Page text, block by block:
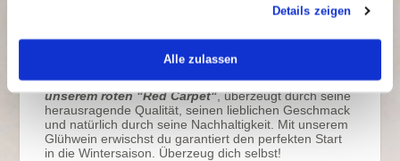
Details zeigen
Alle zulassen
nährt sich. Um den Start nicht zu verpassen sollte
man früh genug seinen Vorrat auffüllen, aber nicht mit
irgendeinem Glühwein - sondern mit unserem!
weißer Glühwein "White Carpet", das Pendant zu
unserem roten "Red Carpet", überzeugt durch seine
herausragende Qualität, seinen lieblichen Geschmack
und natürlich durch seine Nachhaltigkeit. Mit unserem
Glühwein erwischst du garantiert den perfekten Start
in die Wintersaison. Überzeug dich selbst!